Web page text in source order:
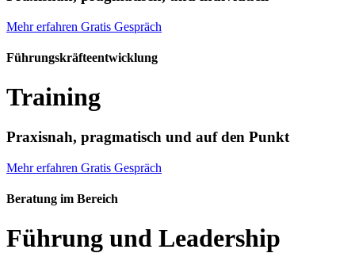
Mehr erfahren Gratis Gespräch
Führungskräfte­entwicklung
Training
Praxisnah, pragmatisch und auf den Punkt
Mehr erfahren Gratis Gespräch
Beratung im Bereich
Führung und Leader­ship